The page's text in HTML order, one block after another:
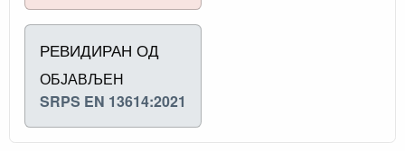
РЕВИДИРАН ОД
ОБЈАВЉЕН
SRPS EN 13614:2021